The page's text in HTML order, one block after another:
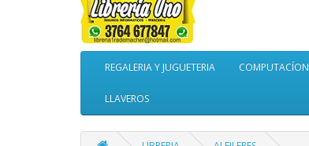
REGALERIA Y JUGUETERIA COMPUTACÍON
LLAVEROS